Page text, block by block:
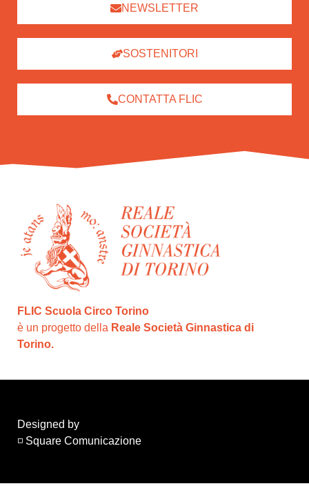
NEWSLETTER
SOSTENITORI
CONTATTA FLIC
FLIC Scuola Circo Torino
è un progetto della Reale Società Ginnastica di
Torino.
Designed by
◽ Square Comunicazione